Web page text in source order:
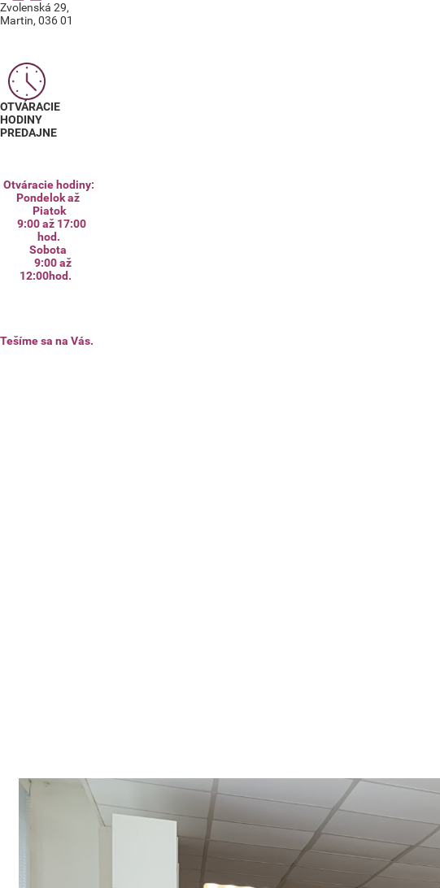
Zvolenská 29,
Martin, 036 01
OTVÁRACIE
HODINY
PREDAJNE
Otváracie hodiny:
Pondelok až
Piatok
9:00 až 17:00
hod.
Sobota
9:00 až
12:00hod.
Tešíme sa na Vás.